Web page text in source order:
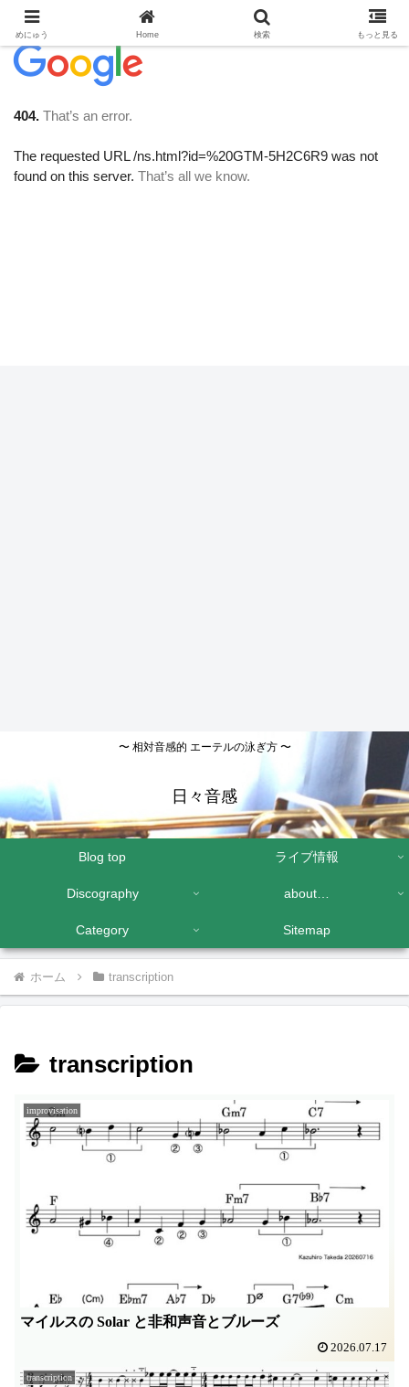
〜 相対音感的 エーテルの泳ぎ方 〜
日々音感
Blog top ライブ情報
Discography about…
Category Sitemap
ホーム transcription
transcription
improvisation
マイルスの Solar と非和声音とブルーズ
2026.07.17
transcription
めにゅう Home 検索 もっと見る